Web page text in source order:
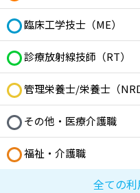
臨床工学技士（ME）
診療放射線技師（RT）
管理栄養士/栄養士（NRD
その他・医療介護職
福祉・介護職
全ての